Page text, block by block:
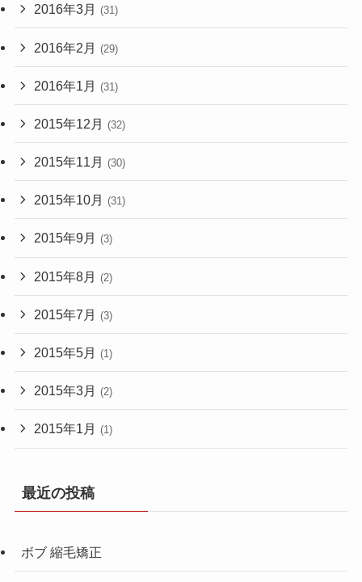
2016年3月 (31)
2016年2月 (29)
2016年1月 (31)
2015年12月 (32)
2015年11月 (30)
2015年10月 (31)
2015年9月 (3)
2015年8月 (2)
2015年7月 (3)
2015年5月 (1)
2015年3月 (2)
2015年1月 (1)
最近の投稿
ボブ 縮毛矯正